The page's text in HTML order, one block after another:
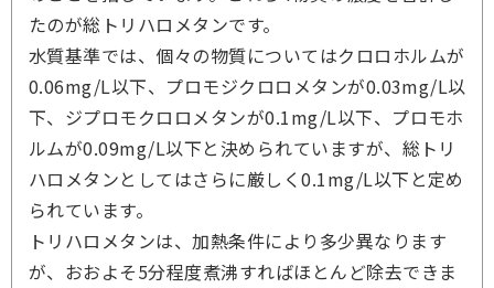
たのが総トリハロメタンです。
水質基準では、個々の物質についてはクロロホルムが
0.06mg/L以下、プロモジクロロメタンが0.03mg/L以
下、ジプロモクロロメタンが0.1mg/L以下、プロモホ
ルムが0.09mg/L以下と決められていますが、総トリ
ハロメタンとしてはさらに厳しく0.1mg/L以下と定め
られています。
トリハロメタンは、加熱条件により多少異なります
が、おおよそ5分程度煮沸すればほとんど除去できま